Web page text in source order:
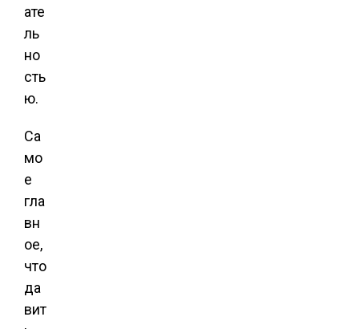
ате
ль
но
сть
ю.
Са
мо
е
гла
вн
ое,
что
да
вит